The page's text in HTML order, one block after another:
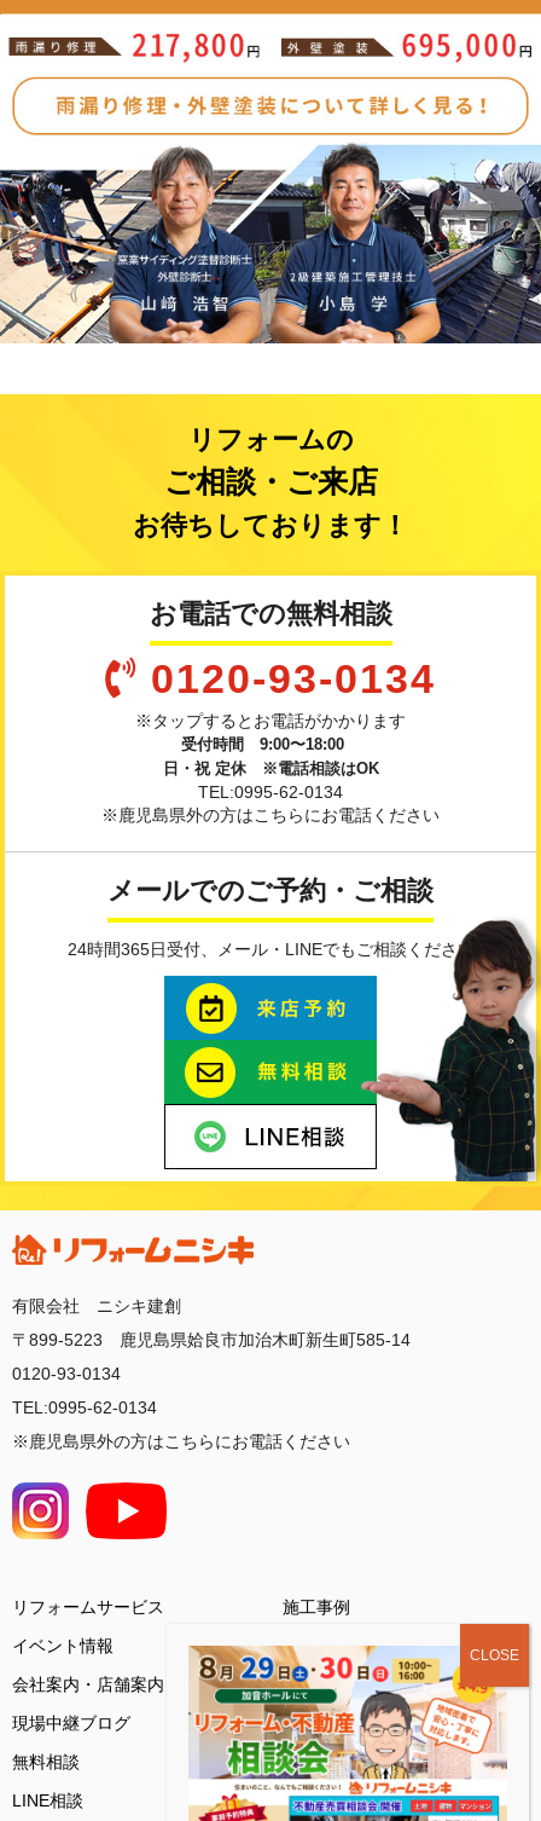
リフォームの
ご相談・ご来店
お待ちしております！
お電話での無料相談
0120-93-0134
※タップするとお電話がかかります
受付時間 9:00〜18:00
日・祝 定休 ※電話相談はOK
TEL:0995-62-0134
※鹿児島県外の方はこちらにお電話ください
メールでのご予約・ご相談
24時間365日受付、メール・LINEでもご相談ください
有限会社 ニシキ建創
〒899-5223 鹿児島県姶良市加治木町新生町585-14
0120-93-0134
TEL:0995-62-0134
※鹿児島県外の方はこちらにお電話ください
リフォームサービス
施工事例
イベント情報
会社案内・店舗案内
お客様の声
現場中継ブログ
基礎知識コラム
無料相談
ご来店予約
LINE相談